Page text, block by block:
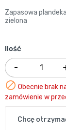
Zapasowa
zielona
Ilość
 Obecnie brak
zamówienie w
Chcę